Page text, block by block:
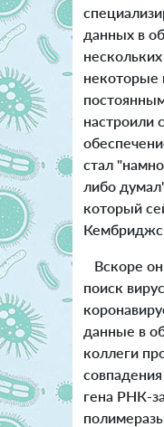
данных в
некоторые
настроили
стал
либо
который
Вскоре
поиск
данные в
коллеги
гена РНК-